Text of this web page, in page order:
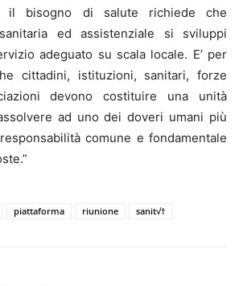
il bisogno di salute richiede che
sanitaria ed assistenziale si sviluppi
adeguato su scala locale. E’ per
cittadini, istituzioni, sanitari, forze
devono costituire una unità
ad uno dei doveri umani più
comune e fondamentale
piattaforma riunione sanit√†